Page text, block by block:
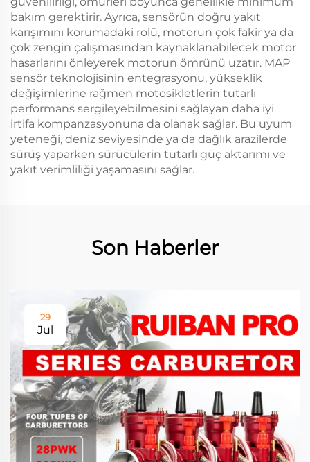
bakım gerektirir. Ayrıca, sensörün doğru yakıt
karışımını korumadaki rolü, motorun çok fakir ya da
çok zengin çalışmasından kaynaklanabilecek motor
hasarlarını önleyerek motorun ömrünü uzatır. MAP
sensör teknolojisinin entegrasyonu, yükseklik
değişimlerine rağmen motosikletlerin tutarlı
performans sergileyebilmesini sağlayan daha iyi
irtifa kompanzasyonuna da olanak sağlar. Bu uyum
yeteneği, deniz seviyesinde ya da dağlık arazilerde
sürüş yaparken sürücülerin tutarlı güç aktarımı ve
yakıt verimliliği yaşamasını sağlar.
Son Haberler
29
Jul